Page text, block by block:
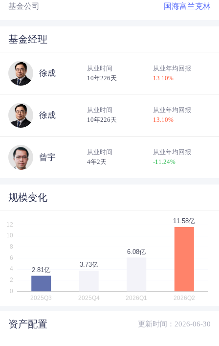
基金公司 国海富兰克林
基金经理
徐成
从业时间
10年226天
从业年均回报
13.10%
徐成
从业时间
10年226天
从业年均回报
13.10%
曾宇
从业时间
4年2天
从业年均回报
-11.24%
规模变化
资产配置 更新时间：2026-06-30